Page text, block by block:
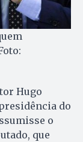
Hugo
do
o
que